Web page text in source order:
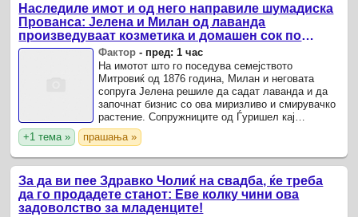
Наследиле имот и од него направиле шумадиска
Прованса: Јелена и Милан од лаванда
произведуваат козметика и домашен сок по
рецепт на нивната баба
Фактор - пред: 1 час
На имотот што го поседува семејството
Митровиќ од 1876 година, Милан и неговата
сопруга Јелена решиле да садат лаванда и да
започнат бизнис со ова миризливо и смирувачко
растение. Сопружниците од Ѓуришел кај
Крагуевац почнале да го создаваат Рај од
лаванда во 2013 година со само ...
+1 тема » прашања »
За да ви пее Здравко Чолиќ на свадба, ќе треба
да го продадете станот: Еве колку чини ова
задоволство за младенците!